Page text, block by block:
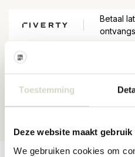
Toestemming
Deze website maakt
We gebruiken cookies om
Betaal
30 dagenretour
★★★★★4,5/5 sterren